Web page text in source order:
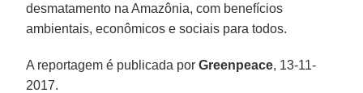
desmatamento na Amazônia, com benefícios
ambientais, econômicos e sociais para todos.
A reportagem é publicada porGreenpeace, 13-11-
2017.